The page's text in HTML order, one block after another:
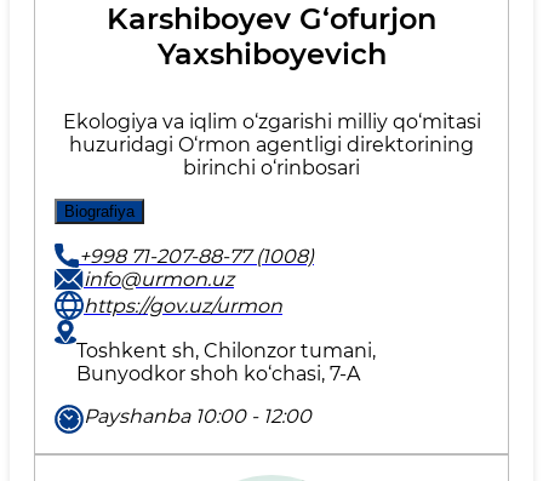
Karshiboyev G‘ofurjon
Yaxshiboyevich
Ekologiya va iqlim o‘zgarishi milliy qo‘mitasi
huzuridagi O‘rmon agentligi direktorining
birinchi o‘rinbosari
Biografiya
+998 71-207-88-77 (1008)
info@urmon.uz
https://gov.uz/urmon
Toshkent sh, Chilonzor tumani,
Bunyodkor shoh ko‘chasi, 7-A
Payshanba 10:00 - 12:00